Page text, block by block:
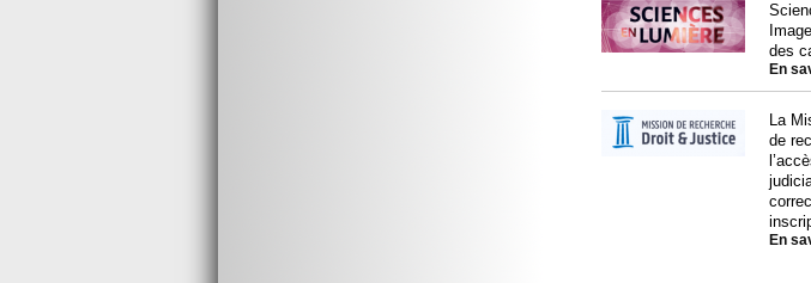
des
En
La
de
En